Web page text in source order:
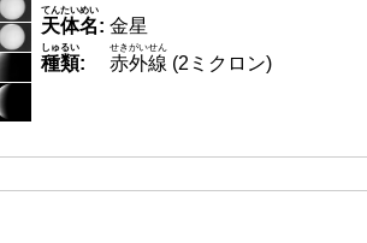
天体名
てんたいめい
: 金星
種類
しゅるい
: 赤外線
せきがいせん
(2ミクロン)